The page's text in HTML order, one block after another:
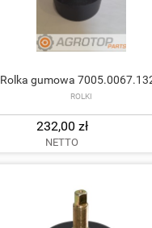
Rolka gumowa
ROLKI
232,00 zł
NETTO